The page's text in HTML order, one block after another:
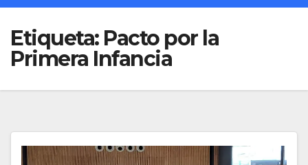
Etiqueta: Pacto por la
Primera Infancia